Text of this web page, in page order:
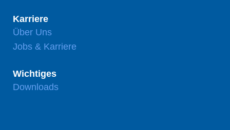
Karriere
Über Uns
Jobs & Karriere
Wichtiges
Downloads